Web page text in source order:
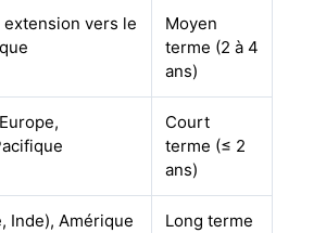
vers le
Moyen
terme (2 à 4
ans)
Court
terme (≤ 2
ans)
Inde), Amérique
Long terme